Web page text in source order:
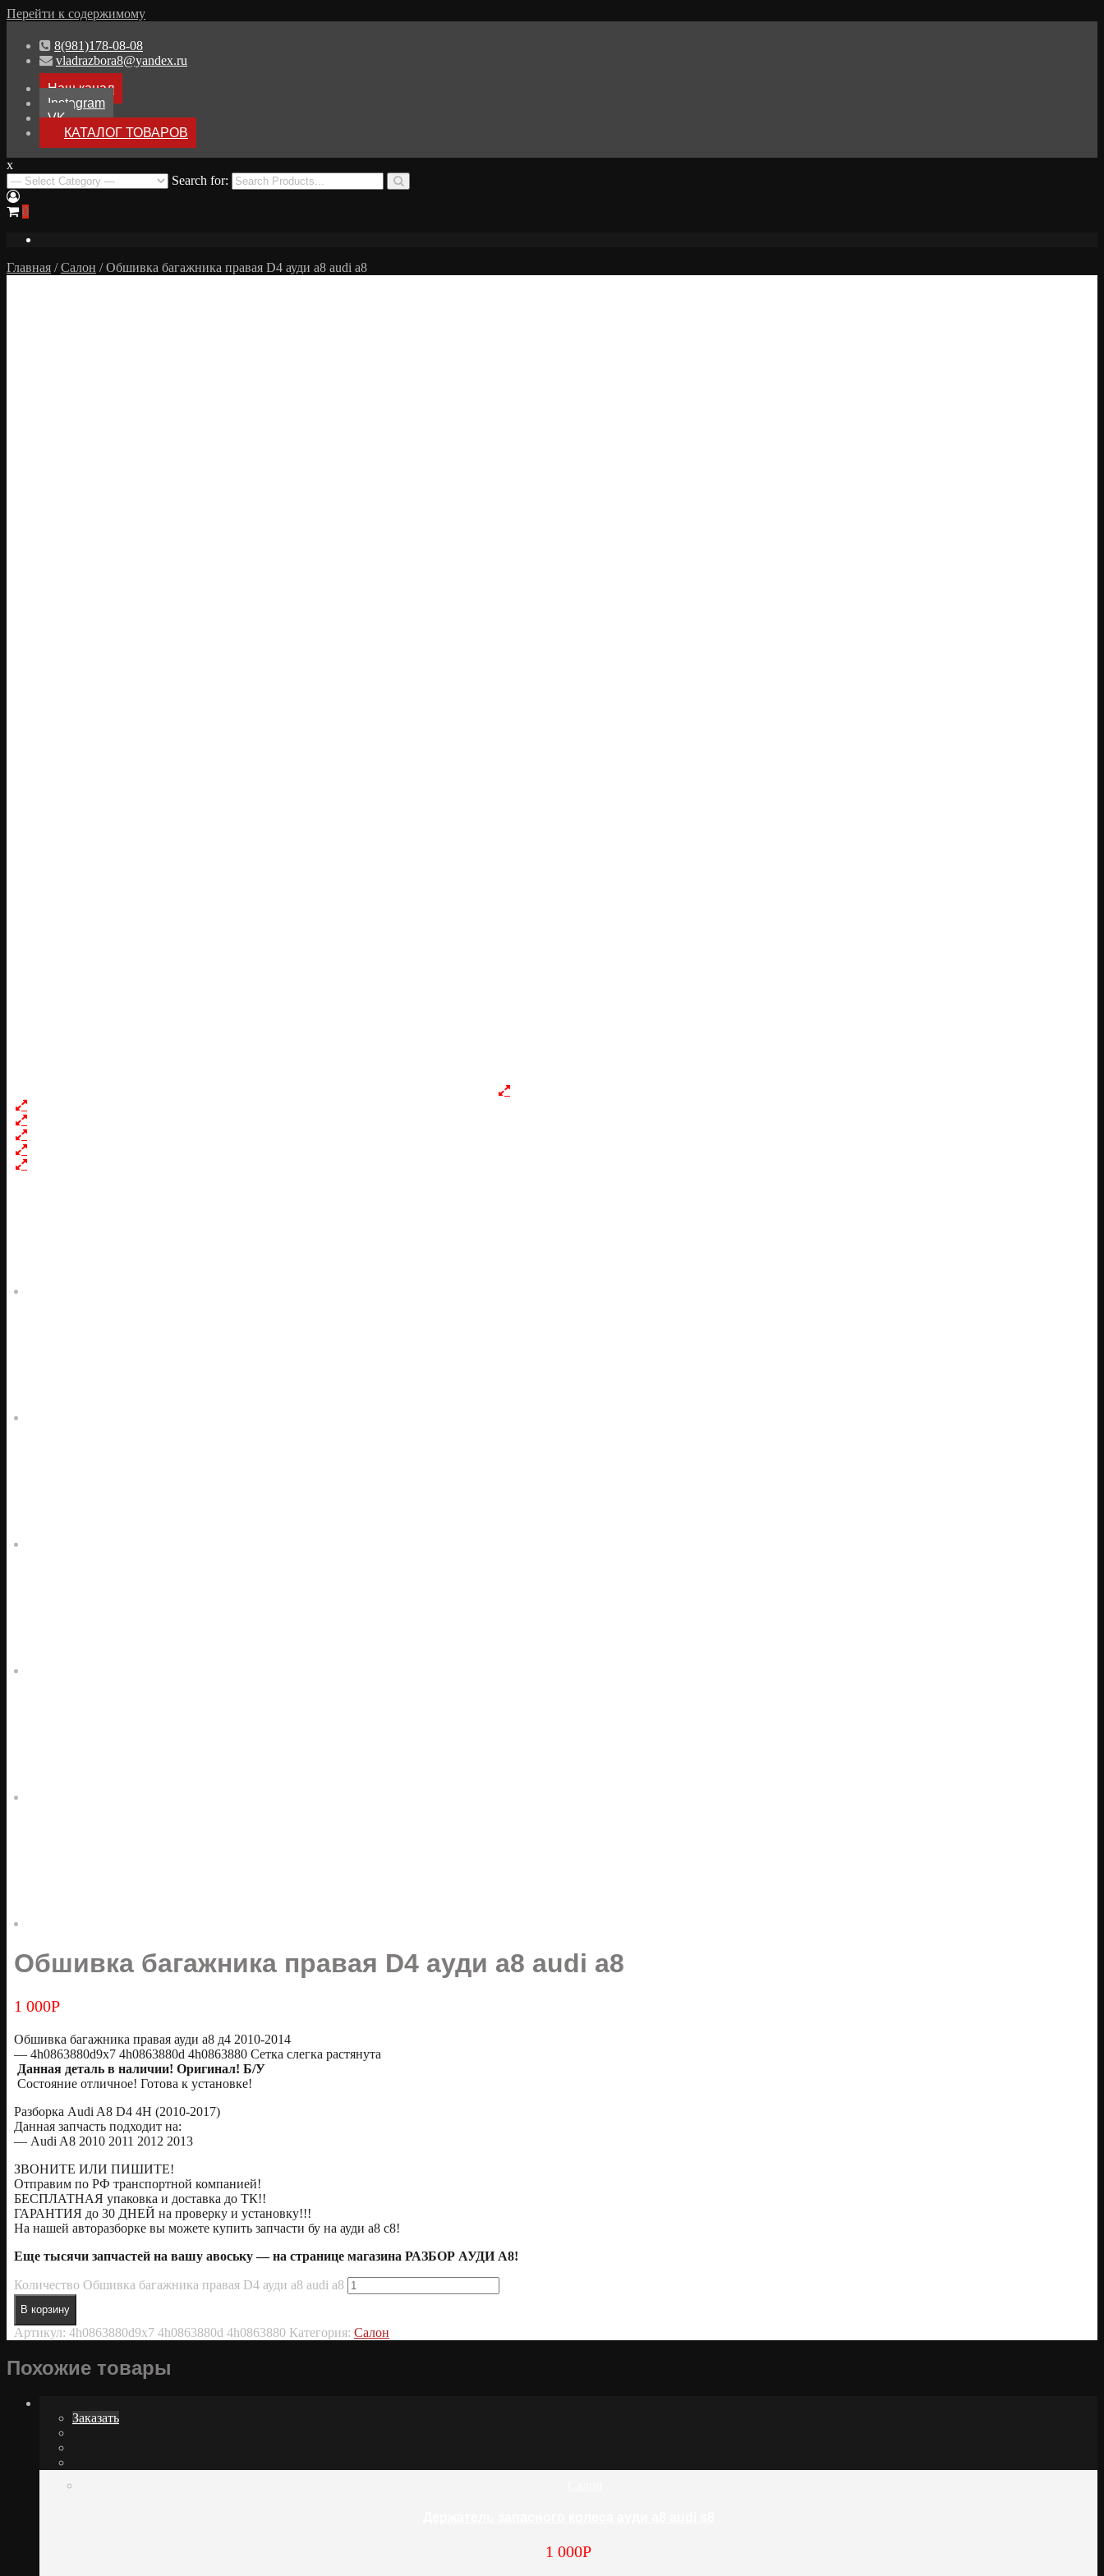
Перейти к содержимому
8(981)178-08-08
vladrazbora8@yandex.ru
Наш канал
Instagram
VK
КАТАЛОГ ТОВАРОВ
Разбор Ауди А8
Разборка Audi A8 D3
x
Search for:
0
Главная /Салон / Обшивка багажника правая D4 ауди а8 audi a8
Обшивка багажника правая D4 ауди а8 audi a8
1 000Р
Обшивка багажника правая ауди а8 д4 2010-2014
— 4h0863880d9x7 4h0863880d 4h0863880 Сетка слегка растянута
Данная деталь в наличии! Оригинал! Б/У
Состояние отличное! Готова к установке!
Разборка Audi A8 D4 4H (2010-2017)
Данная запчасть подходит на:
— Audi A8 2010 2011 2012 2013
ЗВОНИТЕ ИЛИ ПИШИТЕ!
Отправим по РФ транспортной компанией!
БЕСПЛАТНАЯ упаковка и доставка до ТК!!
ГАРАНТИЯ до 30 ДНЕЙ на проверку и установку!!!
На нашей авторазборке вы можете купить запчасти бу на ауди а8 с8!
Еще тысячи запчастей на вашу авоську — на странице магазина РАЗБОР АУДИ А8!
Количество Обшивка багажника правая D4 ауди а8 audi a8
В корзину
Артикул: 4h0863880d9x7 4h0863880d 4h0863880 Категория: Салон
Похожие товары
Заказать
1 000Р